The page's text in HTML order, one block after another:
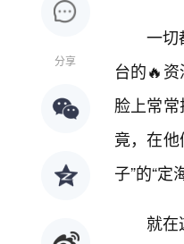
分享
一切
台的🔥
脸上常
竟，在
子”的“定
就